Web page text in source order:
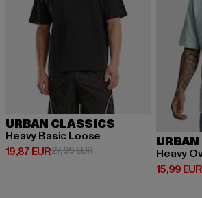
URBAN CLASSICS
Heavy Basic Loose
19,87 EUR
Derzeitiger Preis: 19,87 EUR
27,99 EURAktionspreis: 27,99 EUR
Heavy
15,99 EUR